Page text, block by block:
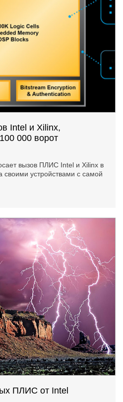
Intel и Xilinx,
000 ворот
вызов ПЛИС Intel и Xilinx в
своими устройствами с самой
ПЛИС от Intel